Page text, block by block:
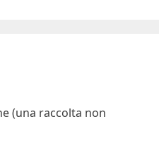
(una raccolta non